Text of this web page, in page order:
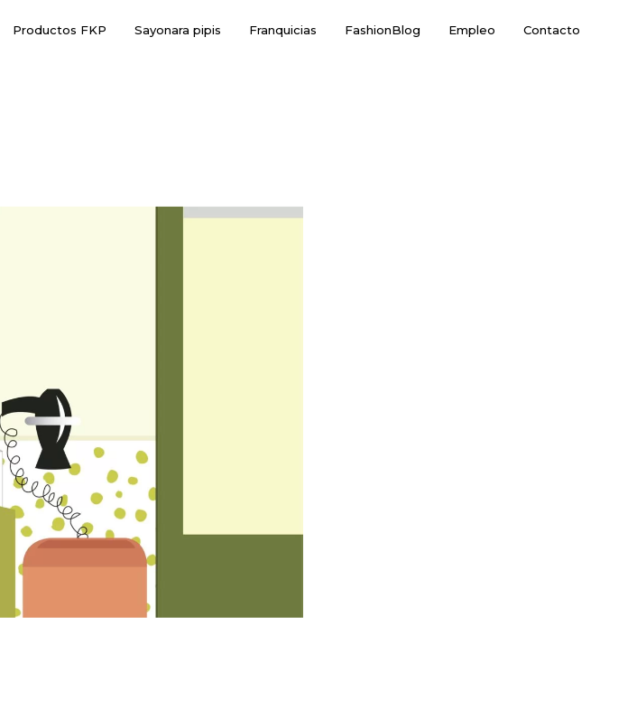
Productos FKP Sayonara pipis Franquicias FashionBlog Empleo Contacto